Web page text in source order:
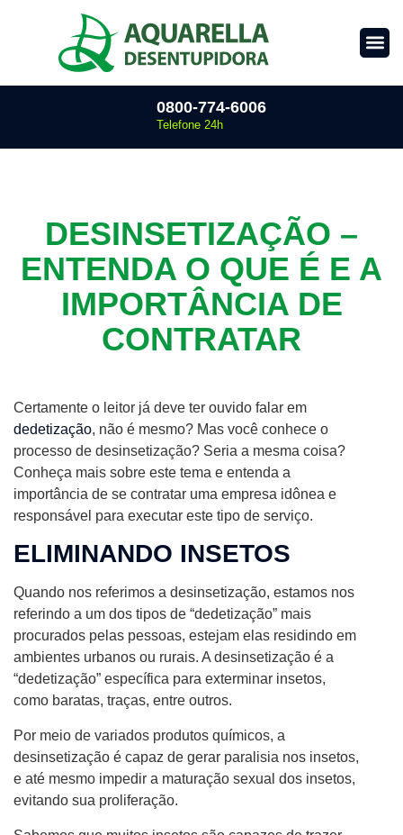
0800-774-6006
Telefone 24h
DESINSETIZAÇÃO –
ENTENDA O QUE É E A
IMPORTÂNCIA DE
CONTRATAR
Certamente o leitor já deve ter ouvido falar em
dedetização, não é mesmo? Mas você conhece o
processo de desinsetização? Seria a mesma coisa?
Conheça mais sobre este tema e entenda a
importância de se contratar uma empresa idônea e
responsável para executar este tipo de serviço.
ELIMINANDO INSETOS
Quando nos referimos a desinsetização, estamos nos
referindo a um dos tipos de “dedetização” mais
procurados pelas pessoas, estejam elas residindo em
ambientes urbanos ou rurais. A desinsetização é a
“dedetização” específica para exterminar insetos,
como baratas, traças, entre outros.
Por meio de variados produtos químicos, a
desinsetização é capaz de gerar paralisia nos insetos,
e até mesmo impedir a maturação sexual dos insetos,
evitando sua proliferação.